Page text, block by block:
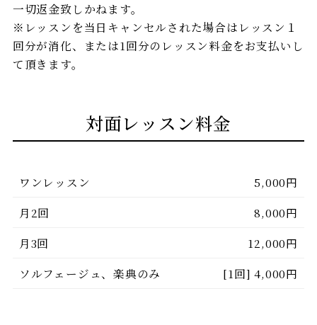
一切返金致しかねます。
※レッスンを当日キャンセルされた場合はレッスン１
回分が消化、または1回分のレッスン料金をお支払いし
て頂きます。
対面レッスン料金
ワンレッスン
5,000円
月2回
8,000円
月3回
12,000円
ソルフェージュ、楽典のみ
[1回] 4,000円